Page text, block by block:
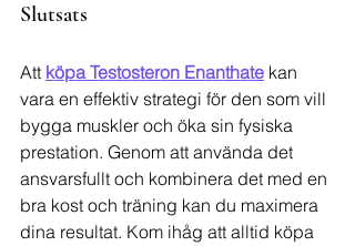
Slutsats
Att köpa Testosteron Enanthate kan
vara en effektiv strategi för den som vill
bygga muskler och öka sin fysiska
prestation. Genom att använda det
ansvarsfullt och kombinera det med en
bra kost och träning kan du maximera
dina resultat. Kom ihåg att alltid köpa